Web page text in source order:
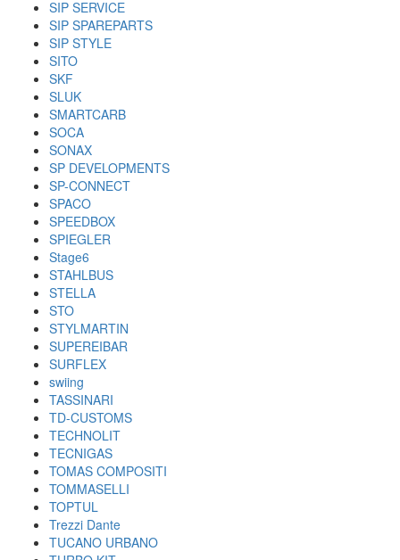
SIP SERVICE
SIP SPAREPARTS
SIP STYLE
SITO
SKF
SLUK
SMARTCARB
SOCA
SONAX
SP DEVELOPMENTS
SP-CONNECT
SPACO
SPEEDBOX
SPIEGLER
Stage6
STAHLBUS
STELLA
STO
STYLMARTIN
SUPEREIBAR
SURFLEX
swiing
TASSINARI
TD-CUSTOMS
TECHNOLIT
TECNIGAS
TOMAS COMPOSITI
TOMMASELLI
TOPTUL
Trezzi Dante
TUCANO URBANO